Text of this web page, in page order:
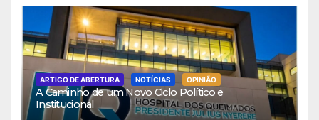
ARTIGO DE ABERTURA NOTÍCIAS OPINIÃO
A Caminho de um Novo Ciclo Político e
Institucional